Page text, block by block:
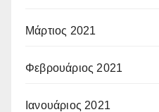
Μάρτιος 2021
Φεβρουάριος 2021
Ιανουάριος 2021